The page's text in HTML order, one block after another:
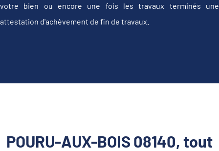
votre bien ou encore une fois les travaux terminés une
attestation d'achèvement de fin de travaux.
POURU-AUX-BOIS 08140, tout